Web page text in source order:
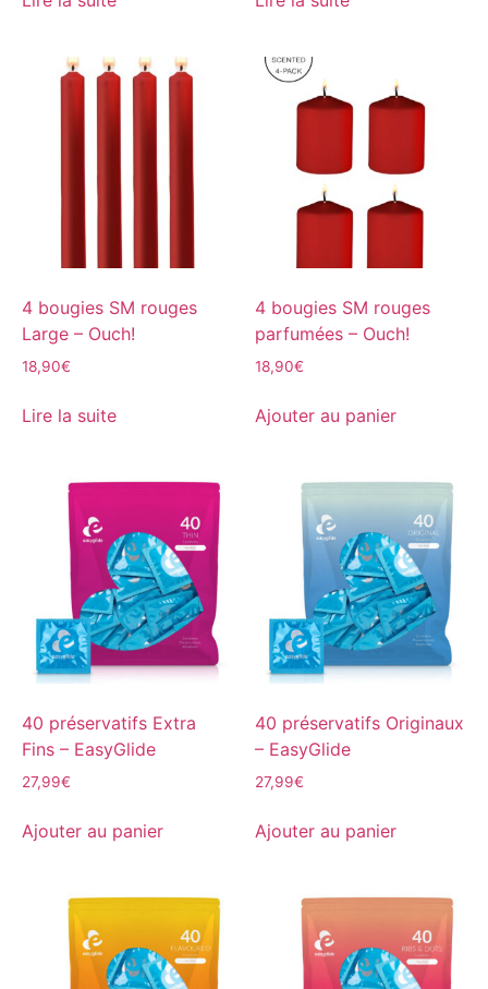
4 bougies SM rouges
Large – Ouch!
18,90€
Lire la suite
4 bougies SM rouges
parfumées – Ouch!
18,90€
Ajouter au panier
40 préservatifs Extra
Fins – EasyGlide
27,99€
Ajouter au panier
40 préservatifs Originaux
– EasyGlide
27,99€
Ajouter au panier